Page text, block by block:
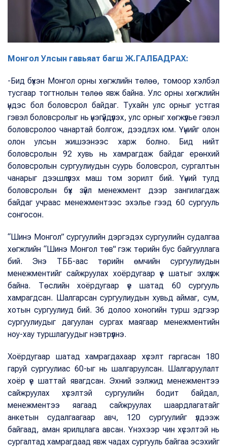
Монгол Улсын гавьяат багш Ж.ГАЛБАДРАХ:
-Бид бүхэн Монгол орны хөгжлийн төлөө, томоор хэлбэл
тусгаар тогтнолын төлөө явж байна. Улс орны хөгжлийн
үндэс бол боловсрол байдаг. Тухайн улс орныг устгая
гэвэл боловсролыг нь үнэгүйдүүлэх, улс орныг хөгжүүлье гэвэл
боловсролоо чанартай болгож, дээдлэх юм. Үүнийг олон
олон улсын жишээнээс харж болно. Бид нийт
боловсролын 92 хувь нь хамрагдаж байдаг ерөнхий
боловсролын сургуулиудын суурь боловсрол, сургалтын
чанарыг дээшлүүлэх маш том зорилт бий. Үүний тулд
боловсролын бүх зүйл менежмент дээр зангилагдаж
байдаг учраас менежментээс эхэлье гээд 60 сургууль
сонгосон.
“Шинэ Монгол” сургуулийн дэргэдэх сургуулийн судалгаа
хөгжлийн “Шинэ Монгол төв" гэж төрийн бус байгууллага
бий. Энэ ТББ-аас төрийн өмчийн сургуулиудын
менежментийг сайжруулах хоёрдугаар үе шатыг эхлүүлж
байна. Төслийн хоёрдугаар үе шатад 60 сургууль
хамрагдсан. Шалгарсан сургуулиудын хувьд аймаг, сум,
хотын сургуулиуд бий. 36 долоо хоногийн турш эдгээр
сургуулиудыг дагуулан сургах маягаар менежментийн
ноу-хау туршлагуудыг нэвтрүүлнэ.
Хоёрдугаар шатад хамрагдахаар хүсэлт гаргасан 180
гаруй сургуулиас 60-ыг нь шалгаруулсан. Шалгаруулалт
хоёр үе шаттай явагдсан. Эхний ээлжид менежментээ
сайжруулах хүсэлтэй сургуулийн бодит байдал,
менежментээ яагаад сайжруулах шаардлагатайг
анкетын судалгаагаар авч, 120 сургуулийг үлдээж
байгаад, аман ярилцлага авсан. Үнэхээр чин хүсэлтэй нь
сургалтад хамрагдаад явж чадах сургууль байгаа эсэхийг